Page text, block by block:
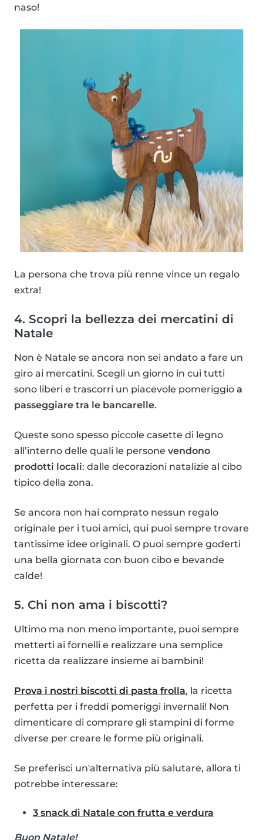
naso!
La persona che trova più renne vince un regalo
extra!
4. Scopri la bellezza dei mercatini di
Natale
Non è Natale se ancora non sei andato a fare un
giro ai mercatini. Scegli un giorno in cui tutti
sono liberi e trascorri un piacevole pomeriggio a
passeggiare tra le bancarelle.
Queste sono spesso piccole casette di legno
all’interno delle quali le persone vendono
prodotti locali: dalle decorazioni natalizie al cibo
tipico della zona.
Se ancora non hai comprato nessun regalo
originale per i tuoi amici, qui puoi sempre trovare
tantissime idee originali. O puoi sempre goderti
una bella giornata con buon cibo e bevande
calde!
5. Chi non ama i biscotti?
Ultimo ma non meno importante, puoi sempre
metterti ai fornelli e realizzare una semplice
ricetta da realizzare insieme ai bambini!
Prova i nostri biscotti di pasta frolla, la ricetta
perfetta per i freddi pomeriggi invernali! Non
dimenticare di comprare gli stampini di forme
diverse per creare le forme più originali.
Se preferisci un'alternativa più salutare, allora ti
potrebbe interessare:
3 snack di Natale con frutta e verdura
Buon Natale!